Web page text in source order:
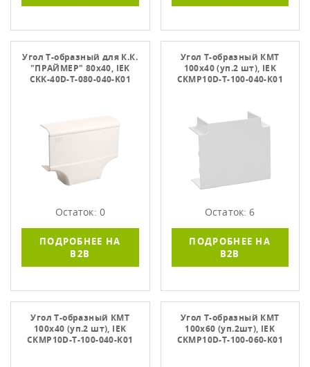
Угол Т-образный для К.К.
"ПРАЙМЕР" 80х40, IЕK
CKK-40D-T-080-040-K01
Остаток: 0
ПОДРОБНЕЕ НА
B2B
Угол Т-образный КМТ
100х40 (уп.2 шт), IEK
CKMP10D-T-100-040-K01
Остаток: 6
ПОДРОБНЕЕ НА
B2B
Угол Т-образный КМТ
100х40 (уп.2 шт), IEK
CKMP10D-T-100-040-K01
Угол Т-образный КМТ
100х60 (уп.2шт), IEK
CKMP10D-T-100-060-K01